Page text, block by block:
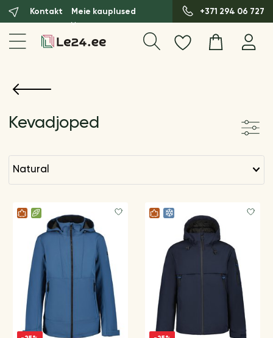
Kontakt Meie kauplused +371 294 06 727
Kevadjoped
natural